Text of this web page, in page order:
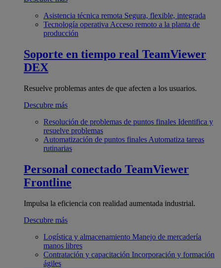
Asistencia técnica remota Segura, flexible, integrada
Tecnología operativa Acceso remoto a la planta de
producción
Soporte en tiempo real TeamViewer
DEX
Resuelve problemas antes de que afecten a los usuarios.
Descubre más
Resolución de problemas de puntos finales Identifica y
resuelve problemas
Automatización de puntos finales Automatiza tareas
rutinarias
Personal conectado TeamViewer
Frontline
Impulsa la eficiencia con realidad aumentada industrial.
Descubre más
Logística y almacenamiento Manejo de mercadería
manos libres
Contratación y capacitación Incorporación y formación
ágiles